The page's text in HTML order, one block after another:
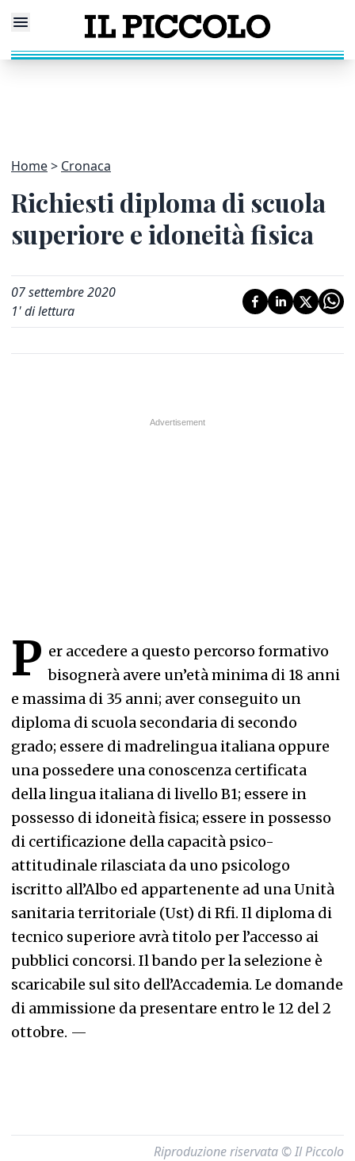
Home Cronaca
Richiesti diploma di scuola
superiore e idoneità fisica
07 settembre 2020
1' di lettura
P er accedere a questo percorso formativo
bisognerà avere un’età minima di 18 anni
e massima di 35 anni; aver conseguito un
diploma di scuola secondaria di secondo
grado; essere di madrelingua italiana oppure
una possedere una conoscenza certificata
della lingua italiana di livello B1; essere in
possesso di idoneità fisica; essere in possesso
di certificazione della capacità psico-
attitudinale rilasciata da uno psicologo
iscritto all’Albo ed appartenente ad una Unità
sanitaria territoriale (Ust) di Rfi. Il diploma di
tecnico superiore avrà titolo per l’accesso ai
pubblici concorsi. Il bando per la selezione è
scaricabile sul sito dell’Accademia. Le domande
di ammissione da presentare entro le 12 del 2
ottobre. —
Riproduzione riservata © Il Piccolo